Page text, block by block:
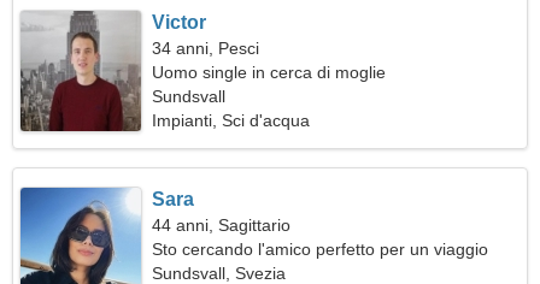
Victor
34 anni, Pesci
Uomo single in cerca di moglie
Sundsvall
Impianti, Sci d'acqua
Sara
44 anni, Sagittario
Sto cercando l'amico perfetto per un viaggio
insieme
Sundsvall, Svezia